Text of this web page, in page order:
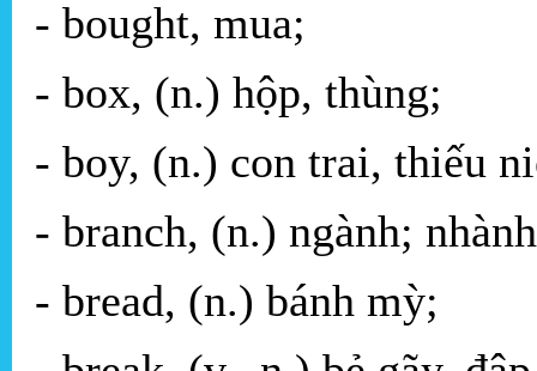
- bought, mua;
- box, (n.) hộp, thùng;
- boy, (n.) con trai, thiếu
- branch, (n.) ngành;
- bread, (n.) bánh mỳ;